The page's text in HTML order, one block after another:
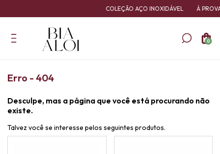
COLEÇÃO AÇO INOXIDÁVEL À
0
Erro - 404
Desculpe, mas a página que você está procurando não
existe.
Talvez você se interesse pelos seguintes produtos.